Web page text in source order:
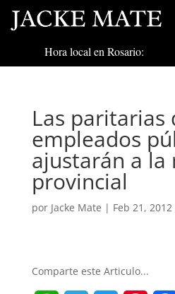
Hora local en Rosario:
Las paritarias
empleados
ajustarán a la
provincial
por Jacke Mate | Feb 21, 2012
Comparte este Articulo...